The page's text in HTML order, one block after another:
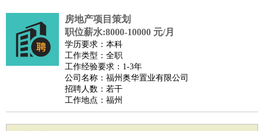
房地产项目策划
职位薪水:8000-10000 元/月
学历要求：本科
工作类型：全职
工作经验要求：1-3年
公司名称：福州奥华置业有限公司
招聘人数：若干
工作地点：福州